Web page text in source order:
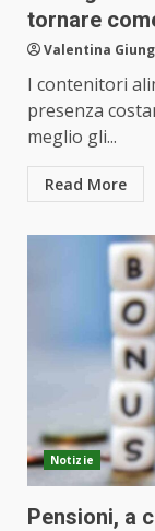
tornare
Valentina
I contenitori
presenza
meglio gli...
Read More
Notizie
Pensioni, a